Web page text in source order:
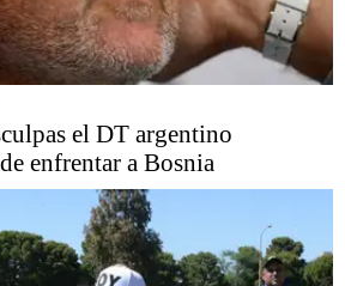
el DT argentino
enfrentar a Bosnia